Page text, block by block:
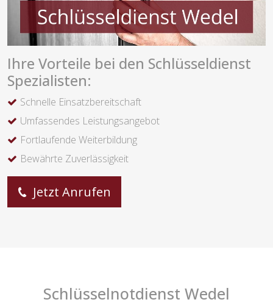
Ihre Vorteile bei den Schlüsseldienst
Spezialisten:
Schnelle Einsatzbereitschaft
Umfassendes Leistungsangebot
Fortlaufende Weiterbildung
Bewährte Zuverlässigkeit
Jetzt Anrufen
Schlüsselnotdienst Wedel